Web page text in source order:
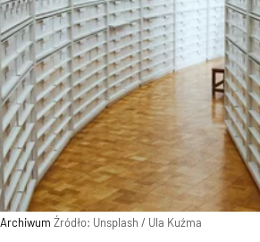
Archiwum Źródło: Unsplash / Ula Kuźma